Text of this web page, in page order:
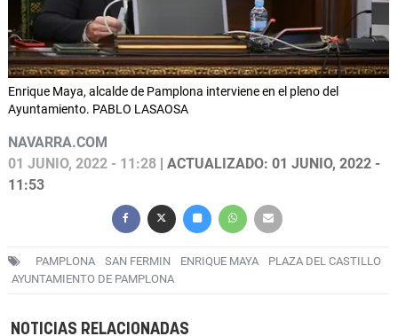
Enrique Maya, alcalde de Pamplona interviene en el pleno del
Ayuntamiento. PABLO LASAOSA
NAVARRA.COM
01 JUNIO, 2022 - 11:28 | ACTUALIZADO: 01 JUNIO, 2022 -
11:53
PAMPLONA SAN FERMIN ENRIQUE MAYA
PLAZA DEL CASTILLO
AYUNTAMIENTO DE PAMPLONA
NOTICIAS RELACIONADAS